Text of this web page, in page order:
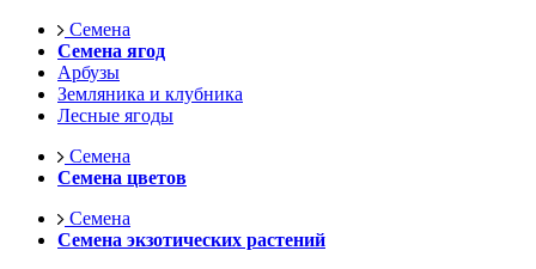
Семена
Семена ягод
Арбузы
Земляника и клубника
Лесные ягоды
Семена
Семена цветов
Семена
Семена экзотических растений